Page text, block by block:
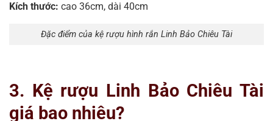
Kích thước: cao 36cm, dài 40cm
Đặc điểm của kệ rượu hình rắn Linh Bảo Chiêu Tài
3. Kệ rượu Linh Bảo Chiêu Tài
giá bao nhiêu?